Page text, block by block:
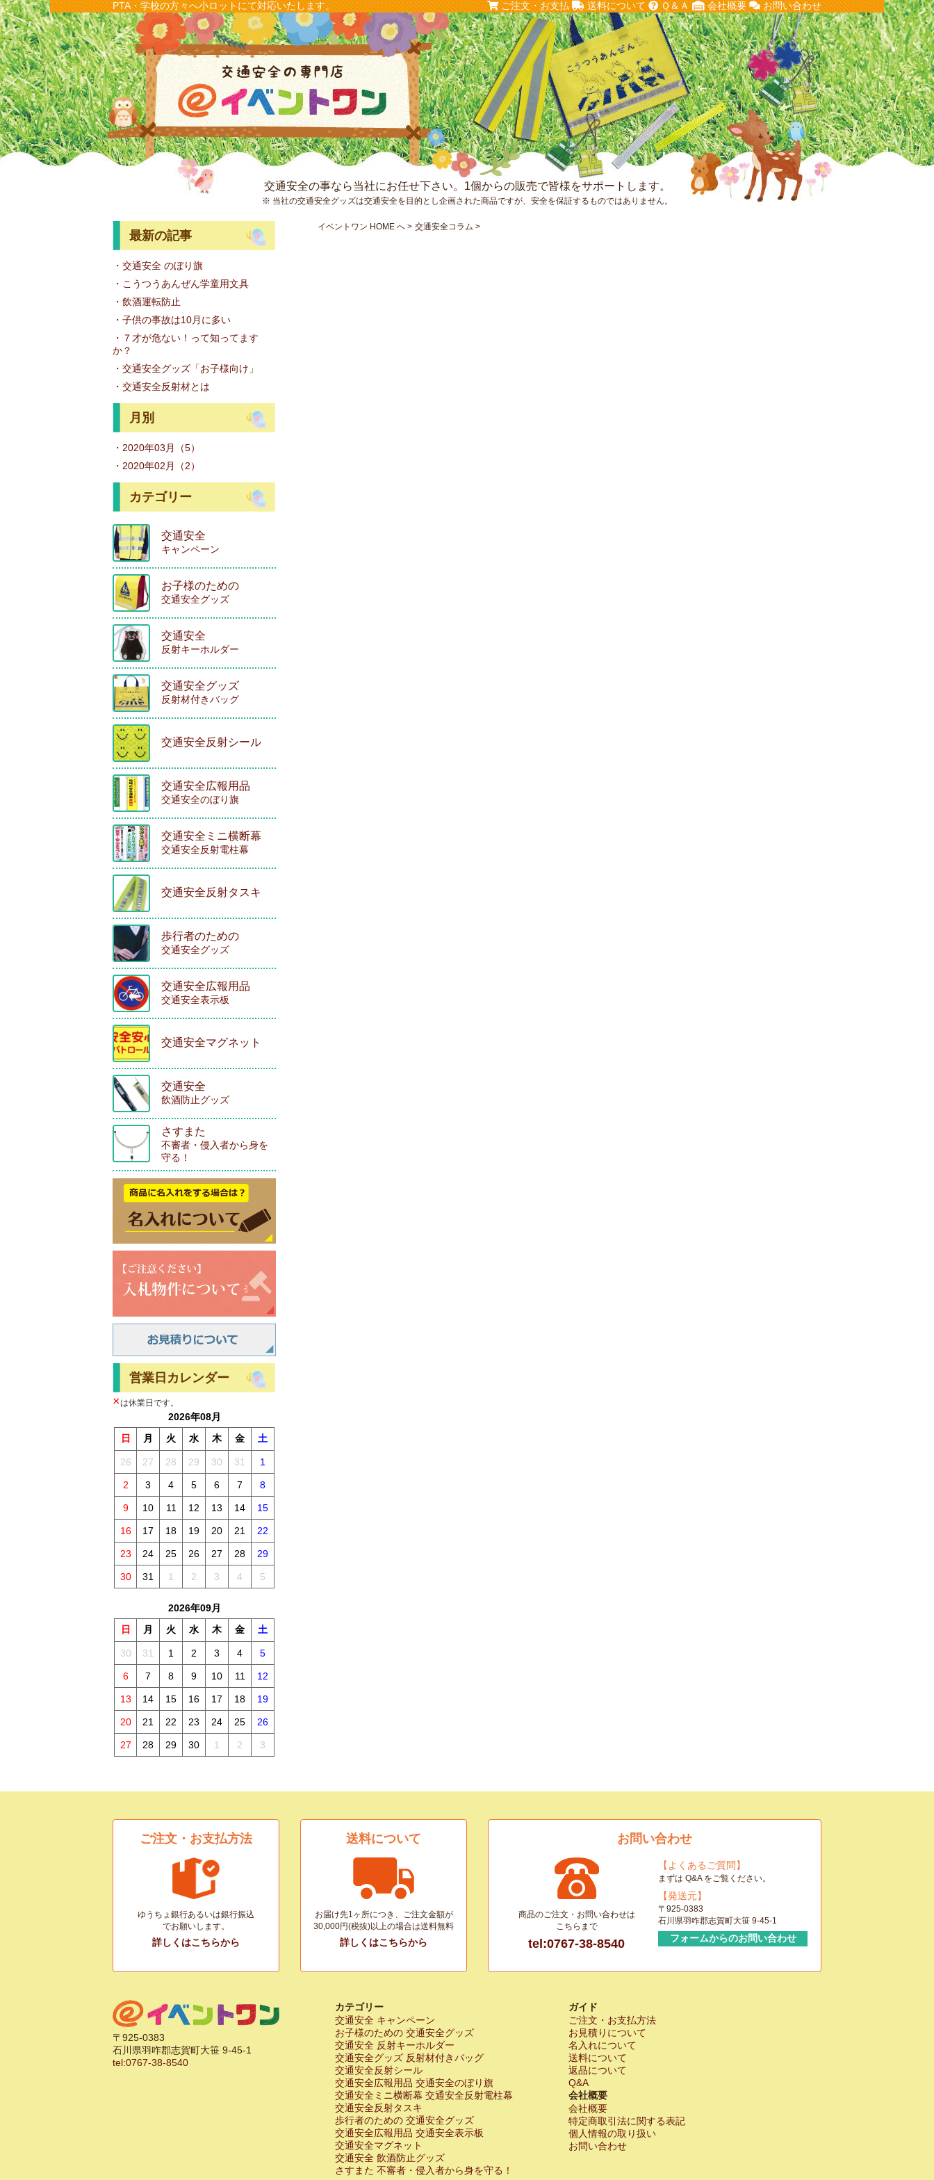
PTA・学校の方々へ小ロットにて対応いたします。 ご注文・お支払 送料について Ｑ＆Ａ 会社概要 お問い合わせ
交通安全の事なら当社にお任せ下さい。1個からの販売で皆様をサポートします。
※ 当社の交通安全グッズは交通安全を目的とし企画された商品ですが、安全を保証するものではありません。
イベントワン HOME へ 交通安全コラム
最新の記事
・交通安全 のぼり旗
・こうつうあんぜん学童用文具
・飲酒運転防止
・子供の事故は10月に多い
・７才が危ない！って知ってます
か？
・交通安全グッズ「お子様向け」
・交通安全反射材とは
月別
・2020年03月（5）
・2020年02月（2）
カテゴリー
交通安全
キャンペーン
お子様のための
交通安全グッズ
交通安全
反射キーホルダー
交通安全グッズ
反射材付きバッグ
交通安全反射シール
交通安全広報用品
交通安全のぼり旗
交通安全ミニ横断幕
交通安全反射電柱幕
交通安全反射タスキ
歩行者のための
交通安全グッズ
交通安全広報用品
交通安全表示板
交通安全マグネット
交通安全
飲酒防止グッズ
さすまた
不審者・侵入者から身を
守る！
営業日カレンダー
×は休業日です。
2026年08月
日
月 火 水 木 金 土
26 27 28 29 30 31 1
2 3 4 5 6 7 8
9 10 11 12 13 14 15
16 17 18 19 20 21 22
23 24 25 26 27 28 29
30 31 1 2 3 4 5
2026年09月
日
月 火 水 木 金 土
30 31 1 2 3 4 5
6 7 8 9 10 11 12
13 14 15 16 17 18 19
20 21 22 23 24 25 26
27 28 29 30 1 2 3
ご注文・お支払方法
ゆうちょ銀行あるいは銀行振込
でお願いします。
詳しくはこちらから
送料について
お届け先1ヶ所につき、ご注文金額が
30,000円(税抜)以上の場合は送料無料
詳しくはこちらから
お問い合わせ
商品のご注文・お問い合わせは
こちらまで
tel:0767-38-8540
【よくあるご質問】
まずは Q&A をご覧ください。
【発送元】
〒925-0383
石川県羽咋郡志賀町大笹 9-45-1
フォームからのお問い合わせ
〒925-0383
石川県羽咋郡志賀町大笹 9-45-1
tel:0767-38-8540
カテゴリー
交通安全 キャンペーン
お子様のための 交通安全グッズ
交通安全 反射キーホルダー
交通安全グッズ 反射材付きバッグ
交通安全反射シール
交通安全広報用品 交通安全のぼり旗
交通安全ミニ横断幕 交通安全反射電柱幕
交通安全反射タスキ
歩行者のための 交通安全グッズ
交通安全広報用品 交通安全表示板
交通安全マグネット
交通安全 飲酒防止グッズ
さすまた 不審者・侵入者から身を守る！
ガイド
ご注文・お支払方法
お見積りについて
名入れについて
送料について
返品について
Q&A
会社概要
会社概要
特定商取引法に関する表記
個人情報の取り扱い
お問い合わせ